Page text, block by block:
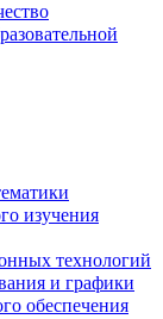
изучения
технологий
и графики
обеспечения